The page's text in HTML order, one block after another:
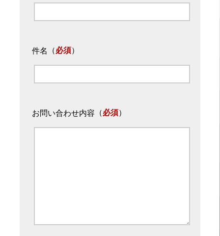
件名 （必須）
お問い合わせ内容 （必須）